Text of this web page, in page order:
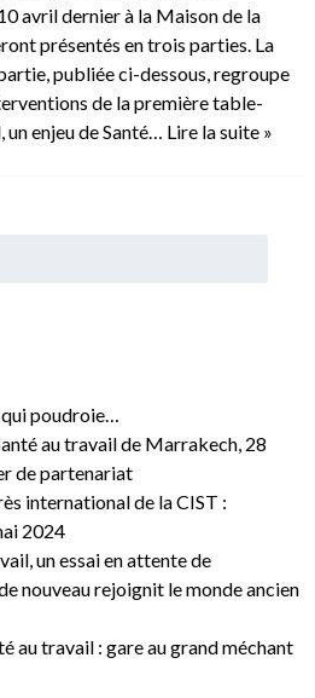
avril dernier à la Maison de la
présentés en trois parties. La
publiée ci-dessous, regroupe
de la première table-
un enjeu de Santé… Lire la suite »
qui poudroie…
au travail de Marrakech, 28
de partenariat
international de la CIST :
2024
un essai en attente de
nouveau rejoignit le monde ancien
au travail : gare au grand méchant